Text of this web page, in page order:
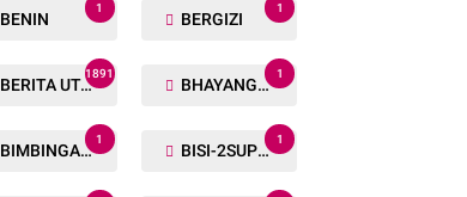
BENIN
1
BERGIZI
1
BERITA UTAMA
1891
BHAYANGKARA RUN
1
BIMBINGAN ROHANI
1
BISI-2SUPER
1